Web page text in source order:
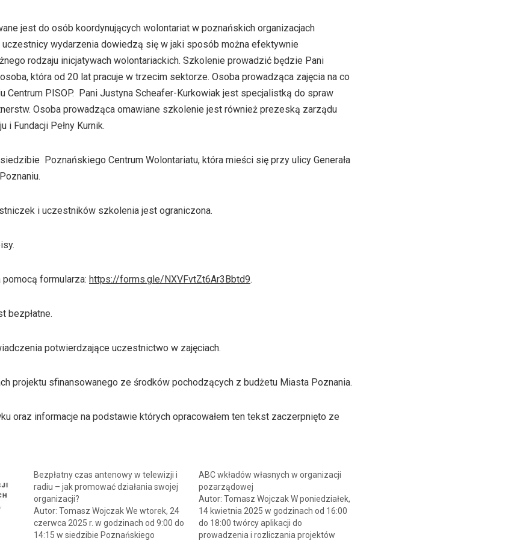
jest do osób koordynujących wolontariat w poznańskich organizacjach
wydarzenia dowiedzą się w jaki sposób można efektywnie
rodzaju inicjatywach wolontariackich. Szkolenie prowadzić będzie Pani
która od 20 lat pracuje w trzecim sektorze. Osoba prowadząca zajęcia na co
Centrum PISOP. Pani Justyna Scheafer-Kurkowiak jest specjalistką do spraw
Osoba prowadząca omawiane szkolenie jest również prezeską zarządu
i Fundacji Pełny Kurnik.
Poznańskiego Centrum Wolontariatu, która mieści się przy ulicy Generała
i uczestników szkolenia jest ograniczona.
formularza: https://forms.gle/NXVFvtZt6Ar3Bbtd9.
bezpłatne.
potwierdzające uczestnictwo w zajęciach.
projektu sfinansowanego ze środków pochodzących z budżetu Miasta Poznania.
oraz informacje na podstawie których opracowałem ten tekst zaczerpnięto ze
Bezpłatny czas antenowy w telewizji i
radiu – jak promować działania swojej
organizacji?
Autor: Tomasz Wojczak We wtorek, 24
czerwca 2025 r. w godzinach od 9:00 do
14:15 w siedzibie Poznańskiego
ABC wkładów własnych w organizacji
pozarządowej
Autor: Tomasz Wojczak W poniedziałek,
14 kwietnia 2025 w godzinach od 16:00
do 18:00 twórcy aplikacji do
prowadzenia i rozliczania projektów